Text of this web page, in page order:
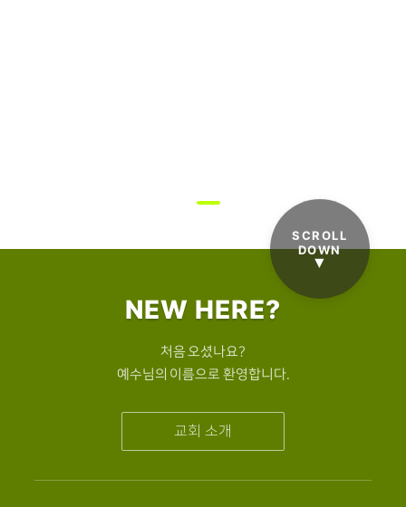
SCROLL
DOWN
▼
NEW HERE?
처음 오셨나요?
예수님의 이름으로 환영합니다.
교회 소개